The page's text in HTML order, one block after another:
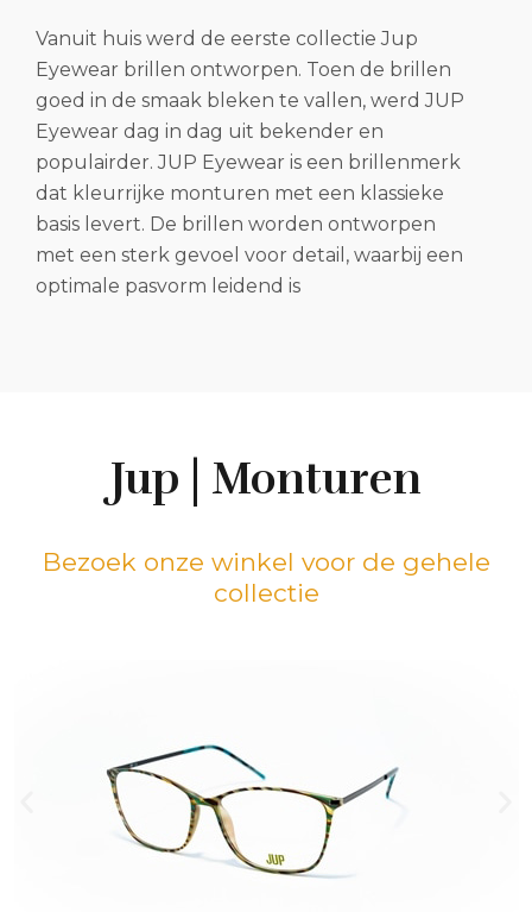
Vanuit huis werd de eerste collectie Jup
Eyewear brillen ontworpen. Toen de brillen
goed in de smaak bleken te vallen, werd JUP
Eyewear dag in dag uit bekender en
populairder. JUP Eyewear is een brillenmerk
dat kleurrijke monturen met een klassieke
basis levert. De brillen worden ontworpen
met een sterk gevoel voor detail, waarbij een
optimale pasvorm leidend is
Jup | Monturen
Bezoek onze winkel voor de gehele
collectie